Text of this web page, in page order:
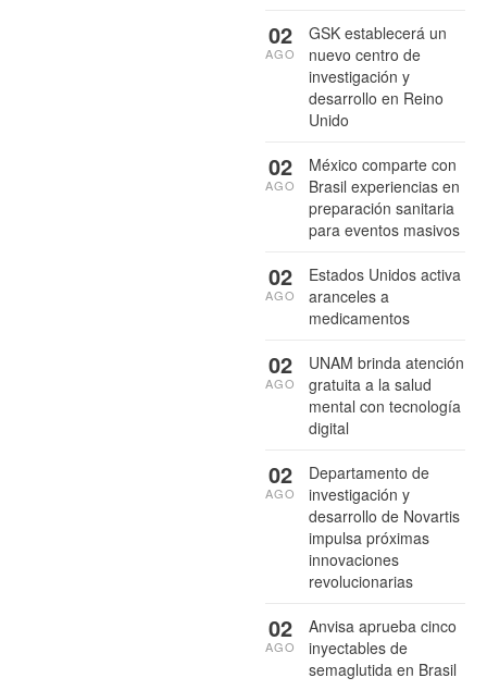
GSK establecerá un
nuevo centro de
investigación y
desarrollo en Reino
Unido
02
AGO
México comparte con
Brasil experiencias en
preparación sanitaria
para eventos masivos
02
AGO
Estados Unidos activa
aranceles a
medicamentos
02
AGO
UNAM brinda atención
gratuita a la salud
mental con tecnología
digital
02
AGO
Departamento de
investigación y
desarrollo de Novartis
impulsa próximas
innovaciones
revolucionarias
02
AGO
Anvisa aprueba cinco
inyectables de
semaglutida en Brasil
02
AGO